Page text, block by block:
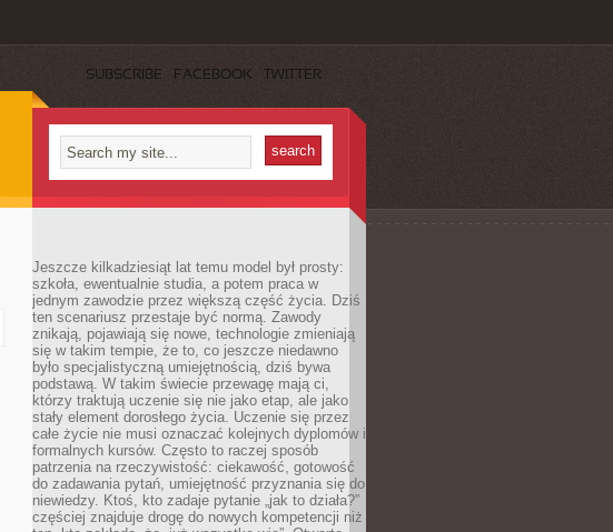
SUBSCRIBE FACEBOOK TWITTER
Jeszcze kilkadziesiąt lat temu model był prosty:
szkoła, ewentualnie studia, a potem praca w
jednym zawodzie przez większą część życia. Dziś
ten scenariusz przestaje być normą. Zawody
znikają, pojawiają się nowe, technologie zmieniają
się w takim tempie, że to, co jeszcze niedawno
było specjalistyczną umiejętnością, dziś bywa
podstawą. W takim świecie przewagę mają ci,
którzy traktują uczenie się nie jako etap, ale jako
stały element dorosłego życia. Uczenie się przez
całe życie nie musi oznaczać kolejnych dyplomów i
formalnych kursów. Często to raczej sposób
patrzenia na rzeczywistość: ciekawość, gotowość
do zadawania pytań, umiejętność przyznania się do
niewiedzy. Ktoś, kto zadaje pytanie „jak to działa?”
częściej znajduje drogę do nowych kompetencji niż